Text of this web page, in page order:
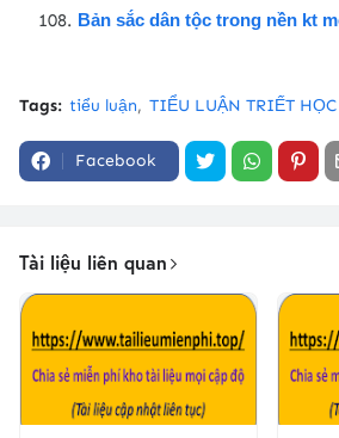
Bản sắc dân tộc trong nền kt
Tags: tiểu luận TIỂU LUẬN TRIẾT
Facebook
Tài liệu liên quan